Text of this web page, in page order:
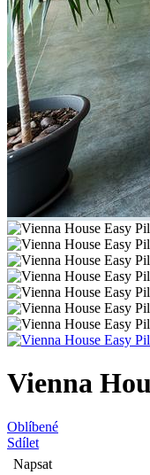
Vienna
Oblíbené
Sdílet
Napsat